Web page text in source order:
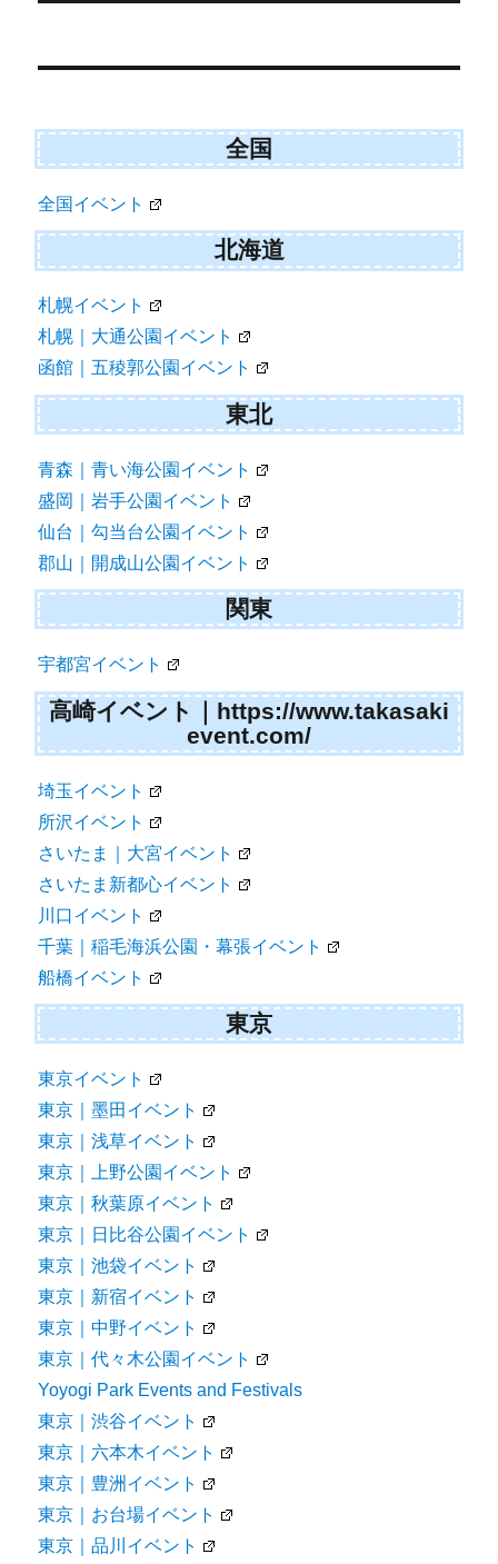
navigation
全国
全国イベント
北海道
札幌イベント
札幌｜大通公園イベント
函館｜五稜郭公園イベント
東北
青森｜青い海公園イベント
盛岡｜岩手公園イベント
仙台｜勾当台公園イベント
郡山｜開成山公園イベント
関東
宇都宮イベント
高崎イベント｜https://www.takasaki
event.com/
埼玉イベント
所沢イベント
さいたま｜大宮イベント
さいたま新都心イベント
川口イベント
千葉｜稲毛海浜公園・幕張イベント
船橋イベント
東京
東京イベント
東京｜墨田イベント
東京｜浅草イベント
東京｜上野公園イベント
東京｜秋葉原イベント
東京｜日比谷公園イベント
東京｜池袋イベント
東京｜新宿イベント
東京｜中野イベント
東京｜代々木公園イベント
Yoyogi Park Events and Festivals
東京｜渋谷イベント
東京｜六本木イベント
東京｜豊洲イベント
東京｜お台場イベント
東京｜品川イベント